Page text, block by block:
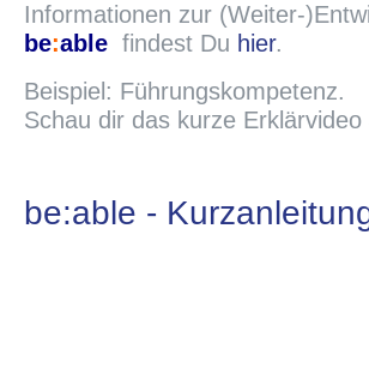
Informationen zur (Weiter-
be:able findest Du hier.
Beispiel: Führungskompetenz.
Schau dir das kurze Erklärvideo
be:able -